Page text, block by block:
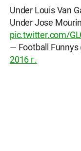
Under Louis Van
Under Jose
pic.twitter.com/
— Football Funnys
2016 г.